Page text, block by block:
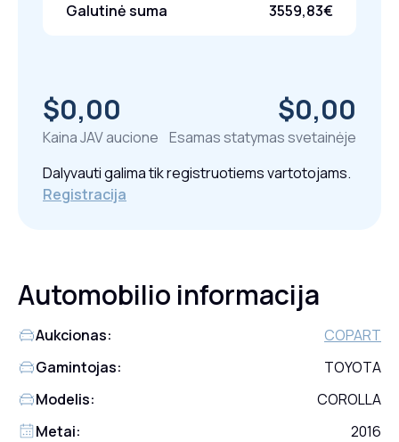
Galutinė suma
3559,83€
$0,00
Kaina JAV aucione
$0,00
Esamas statymas svetainėje
Dalyvauti galima tik registruotiems vartotojams.
Registracija
Automobilio informacija
Aukcionas:
COPART
Gamintojas:
TOYOTA
Modelis:
COROLLA
Metai:
2016